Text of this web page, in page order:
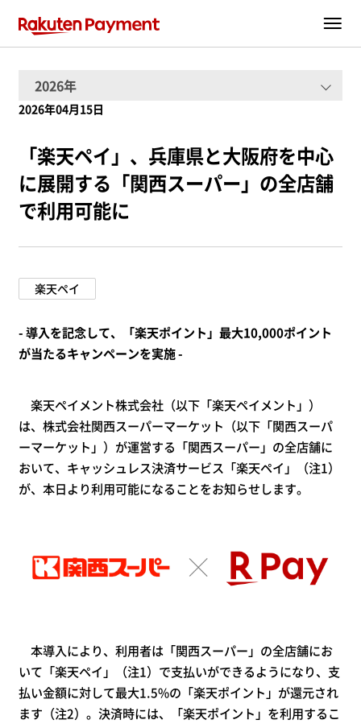
2026年04月15日
「楽天ペイ」、兵庫県と大阪府を中心
に展開する「関西スーパー」の全店舗
で利用可能に
楽天ペイ
- 導入を記念して、「楽天ポイント」最大10,000ポイント
が当たるキャンペーンを実施 -
楽天ペイメント株式会社（以下「楽天ペイメント」）
は、株式会社関西スーパーマーケット（以下「関西スーパ
ーマーケット」）が運営する「関西スーパー」の全店舗に
おいて、キャッシュレス決済サービス「楽天ペイ」（注1）
が、本日より利用可能になることをお知らせします。
本導入により、利用者は「関西スーパー」の全店舗にお
いて「楽天ペイ」（注1）で支払いができるようになり、支
払い金額に対して最大1.5%の「楽天ポイント」が還元され
ます（注2）。決済時には、「楽天ポイント」を利用するこ